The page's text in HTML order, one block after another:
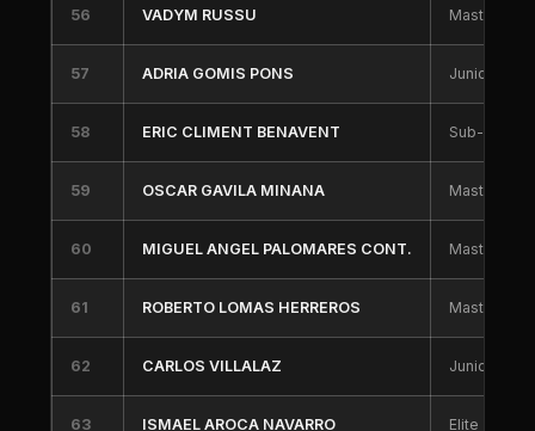
56 VADYM RUSSU Master 40
57 ADRIA GOMIS PONS Junior
58 ERIC CLIMENT BENAVENT Sub-23
59 OSCAR GAVILA MINANA Master 50
60 MIGUEL ANGEL PALOMARES CONT. Master 40
61 ROBERTO LOMAS HERREROS Master 40
62 CARLOS VILLALAZ Junior
63 ISMAEL AROCA NAVARRO Elite